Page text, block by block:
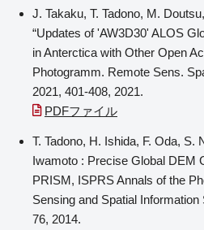
J. Takaku, T. Tadono, M.
“Updates of 'AW3D30' ALOS
in Anterctica with Other Open
Photogramm. Remote Sens.
2021, 401-408, 2021.
PDFファイル
T. Tadono, H. Ishida, F. Oda, S.
Iwamoto : Precise Global DEM
PRISM, ISPRS Annals of the
Sensing and Spatial
76, 2014.